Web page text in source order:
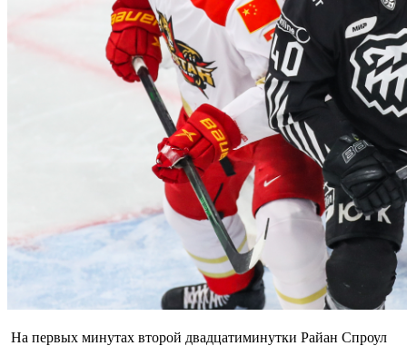
На первых минутах второй двадцатиминутки Райан Спроул